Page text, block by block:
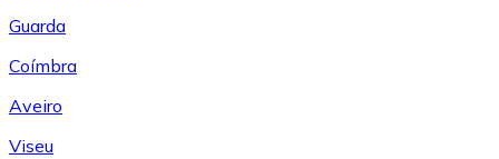
Guarda
Coímbra
Aveiro
Viseu